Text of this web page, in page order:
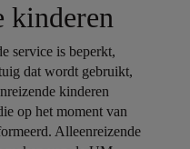
kinderen
service is beperkt,
dat wordt gebruikt,
kinderen
op het moment van
Alleenreizende